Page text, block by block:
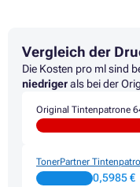
Druckerpatronen CANON
Druckerpatronen CANON
Druckerpatronen CANON
Druckerpatronen CANON
Druckerpatronen CANON
Druckerpatronen CANON
Druckerpatronen CANON
Vergleich der
Die Kosten pro ml sind
niedrigerals bei der
Original Tintenpatrone
TonerPartner
0,5985 €